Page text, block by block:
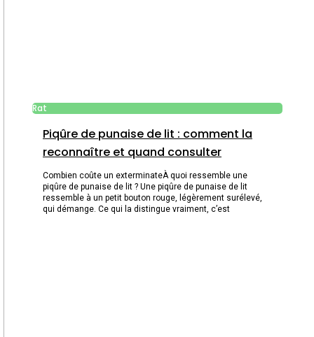
Rat
Piqûre de punaise de lit : comment la
reconnaître et quand consulter
Combien coûte un exterminateÀ quoi ressemble une
piqûre de punaise de lit ? Une piqûre de punaise de lit
ressemble à un petit bouton rouge, légèrement surélevé,
qui démange. Ce qui la distingue vraiment, c’est